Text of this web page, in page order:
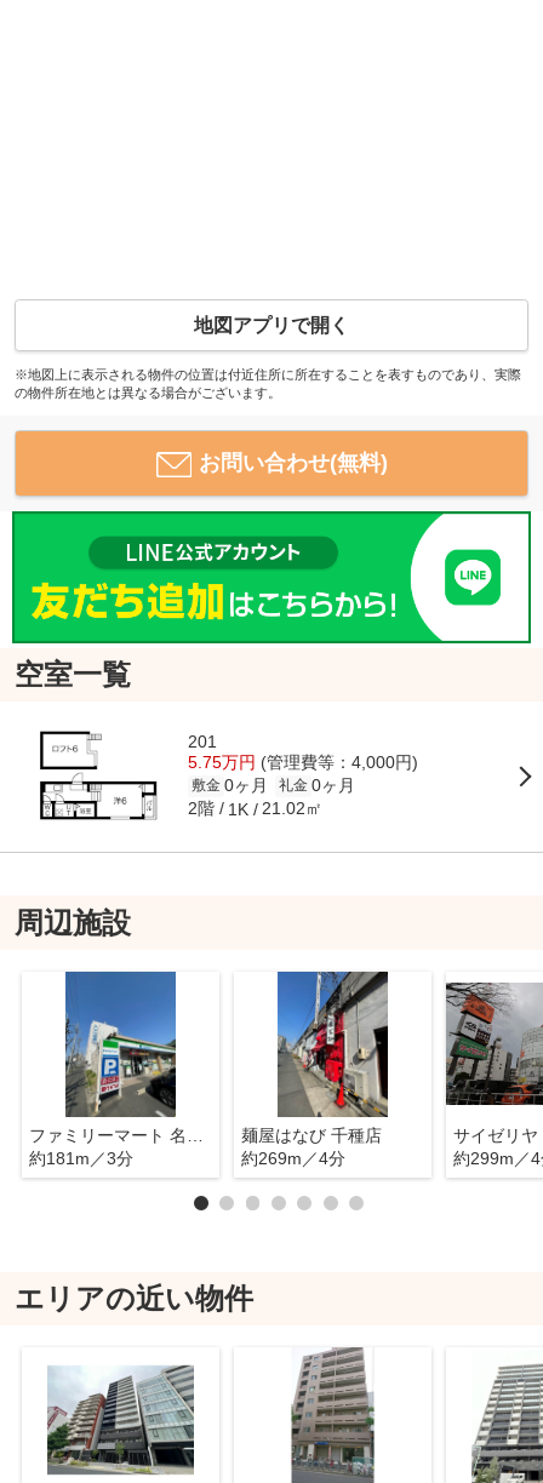
地図アプリで開く
※地図上に表示される物件の位置は付近住所に所在することを表すものであり、実際
の物件所在地とは異なる場合がございます。
お問い合わせ(無料)
空室一覧
201
5.75万円 (管理費等：4,000円)
敷金 0ヶ月 礼金 0ヶ月
2階 1K 21.02㎡
周辺施設
約181m／3分
麺屋はなび 千種店
約269m／4分
約299m／
エリアの近い物件